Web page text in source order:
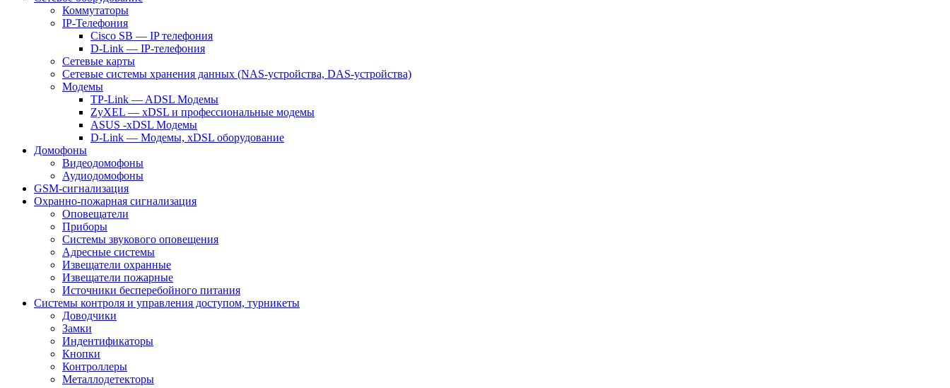
Коммутаторы
IP-Телефония
Cisco SB — IP телефония
D-Link — IP-телефония
Сетевые карты
Сетевые системы хранения данных (NAS-устройства, DAS-устройства)
Модемы
TP-Link — ADSL Модемы
ZyXEL — xDSL и профессиональные модемы
ASUS -xDSL Модемы
D-Link — Модемы, xDSL оборудование
Домофоны
Видеодомофоны
Аудиодомофоны
GSM-сигнализация
Охранно-пожарная сигнализация
Оповещатели
Приборы
Системы звукового оповещения
Адресные системы
Извещатели охранные
Извещатели пожарные
Источники бесперебойного питания
Системы контроля и управления доступом, турникеты
Доводчики
Замки
Индентификаторы
Кнопки
Контроллеры
Металлодетекторы